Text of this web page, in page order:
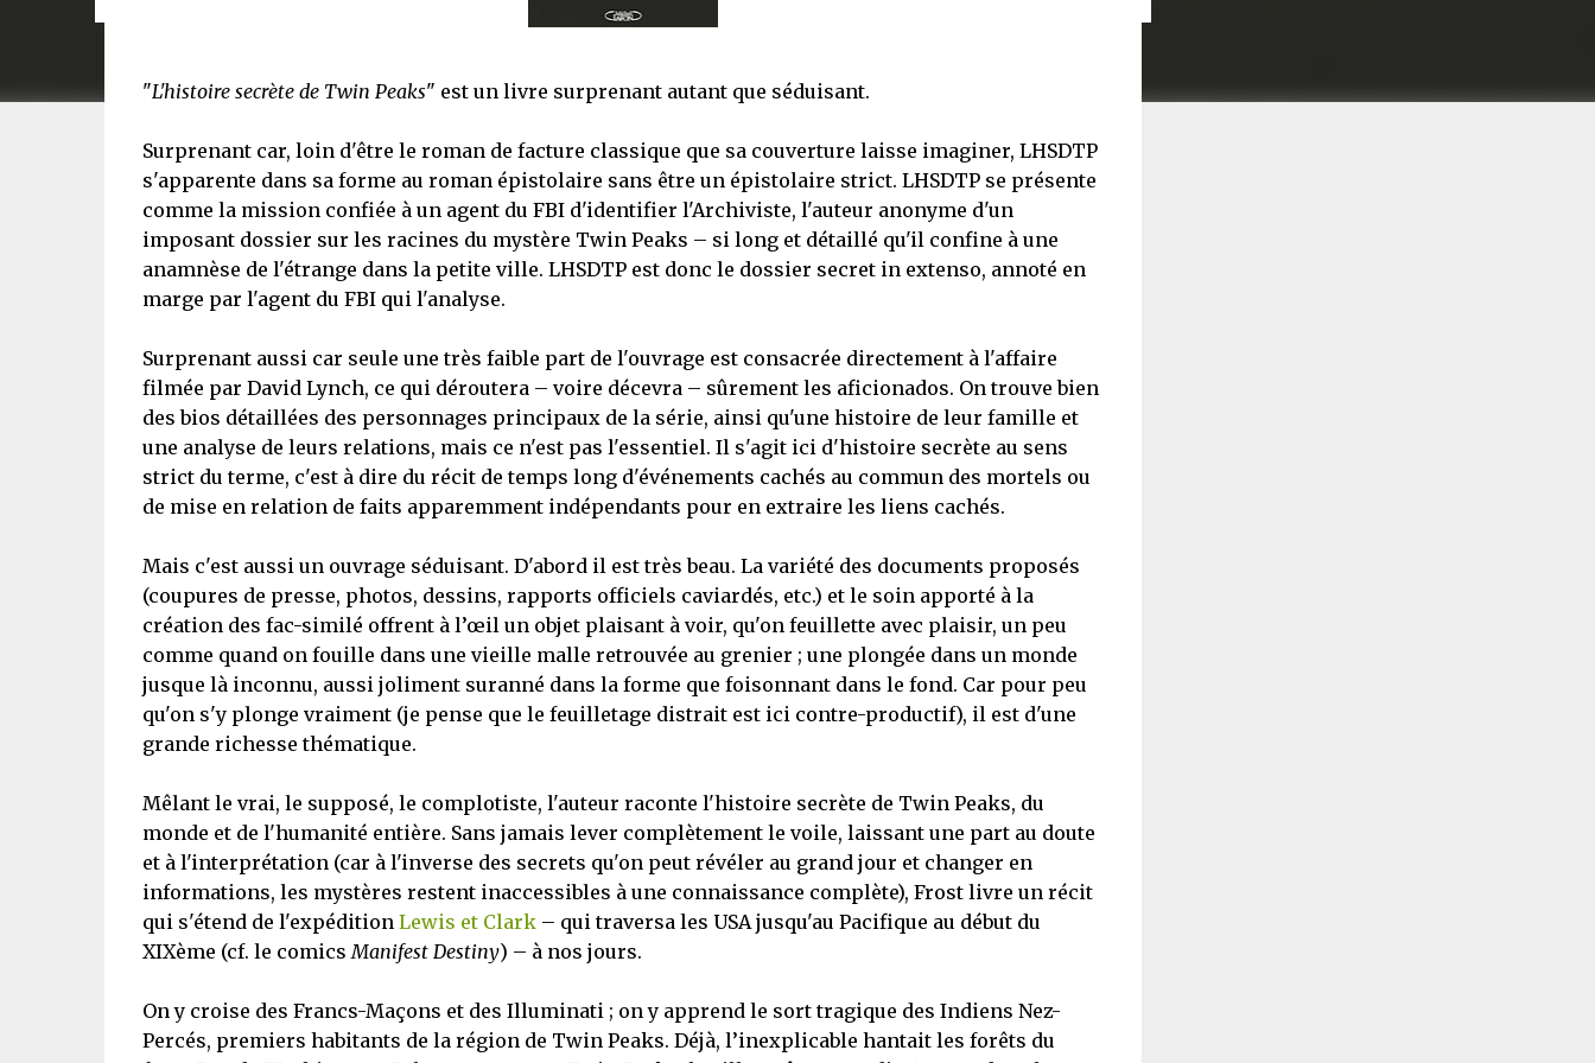
"L'histoire secrète de Twin Peaks" est un livre surprenant autant que séduisant.
Surprenant car, loin d'être le roman de facture classique que sa couverture laisse imaginer, LHSDTP
s'apparente dans sa forme au roman épistolaire sans être un épistolaire strict. LHSDTP se présente
comme la mission confiée à un agent du FBI d'identifier l'Archiviste, l'auteur anonyme d'un
imposant dossier sur les racines du mystère Twin Peaks – si long et détaillé qu'il confine à une
anamnèse de l'étrange dans la petite ville. LHSDTP est donc le dossier secret in extenso, annoté en
marge par l'agent du FBI qui l'analyse.
Surprenant aussi car seule une très faible part de l'ouvrage est consacrée directement à l'affaire
filmée par David Lynch, ce qui déroutera – voire décevra – sûrement les aficionados. On trouve bien
des bios détaillées des personnages principaux de la série, ainsi qu'une histoire de leur famille et
une analyse de leurs relations, mais ce n'est pas l'essentiel. Il s'agit ici d'histoire secrète au sens
strict du terme, c'est à dire du récit de temps long d'événements cachés au commun des mortels ou
de mise en relation de faits apparemment indépendants pour en extraire les liens cachés.
Mais c'est aussi un ouvrage séduisant. D'abord il est très beau. La variété des documents proposés
(coupures de presse, photos, dessins, rapports officiels caviardés, etc.) et le soin apporté à la
création des fac-similé offrent à l’œil un objet plaisant à voir, qu'on feuillette avec plaisir, un peu
comme quand on fouille dans une vieille malle retrouvée au grenier ; une plongée dans un monde
jusque là inconnu, aussi joliment suranné dans la forme que foisonnant dans le fond. Car pour peu
qu'on s'y plonge vraiment (je pense que le feuilletage distrait est ici contre-productif), il est d'une
grande richesse thématique.
Mêlant le vrai, le supposé, le complotiste, l'auteur raconte l'histoire secrète de Twin Peaks, du
monde et de l'humanité entière. Sans jamais lever complètement le voile, laissant une part au doute
et à l'interprétation (car à l'inverse des secrets qu'on peut révéler au grand jour et changer en
informations, les mystères restent inaccessibles à une connaissance complète), Frost livre un récit
qui s'étend de l'expédition Lewis et Clark– qui traversa les USA jusqu'au Pacifique au début du
XIXème (cf. le comics Manifest Destiny) – à nos jours.
On y croise des Francs-Maçons et des Illuminati ; on y apprend le sort tragique des Indiens Nez-
Percés, premiers habitants de la région de Twin Peaks. Déjà, l’inexplicable hantait les forêts du